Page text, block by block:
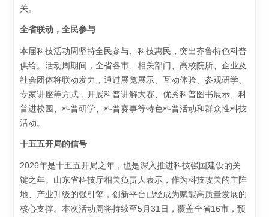
关。
全省联动，全民参与
本届科技活动周坚持全民参与、科技惠民，突出齐鲁特色科普
供给。活动周期间，全省各市、相关部门、高校院所、企业及
社会团体将联动发力，通过展览展示、互动体验、参观研学、
专家讲座等方式，开展科普讲解大赛、优秀科普图书展示、科
普进校园、科普研学、科普赛事等特色科普活动和群众性科技
活动。
十五五开局的信号
2026年是十五五开局之年，也是深入推进科技强国建设的关
键之年。山东省科技厅相关负责人表示，作为科技攻关的主阵
地、产业升级的强引擎，创新平台已经成为赋能高质量发展的
核心支撑。本次活动周将持续至5月31日，覆盖全省16市，预